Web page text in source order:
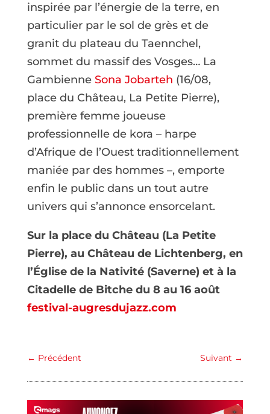
inspirée par l’énergie de la terre, en
particulier par le sol de grès et de
granit du plateau du Taennchel,
sommet du massif des Vosges… La
Gambienne Sona Jobarteh (16/08,
place du Château, La Petite Pierre),
première femme joueuse
professionnelle de kora – harpe
d’Afrique de l’Ouest traditionnellement
maniée par des hommes –, emporte
enfin le public dans un tout autre
univers qui s’annonce ensorcelant.
Sur la place du Château (La Petite
Pierre), au Château de Lichtenberg, en
l’Église de la Nativité (Saverne) et à la
Citadelle de Bitche du 8 au 16 août
festival-augresdujazz.com
← Précédent Suivant →